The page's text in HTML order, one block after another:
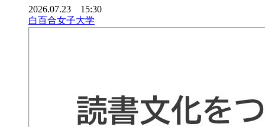
2026.07.23 15:30
白百合女子大学